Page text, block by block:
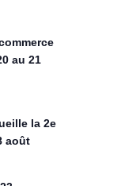
au 21
la 2e
août